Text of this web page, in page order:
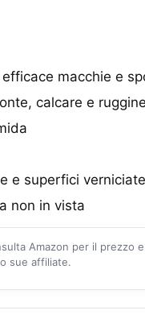
macchie e
calcare e
e superfici verniciate
non in vista
Amazon per il prezzo
sue affiliate.